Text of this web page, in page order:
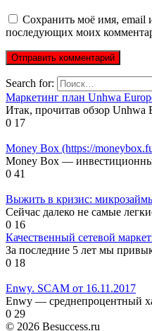
Сохранить моё имя, email
последующих моих
Search for:
Маркетинг план Unhwa
Итак, прочитав обзор Unhwa
0 17
Money Box (https://
Money Box —
0 41
Выжить в кризис:
Сейчас далеко не самые
0 16
Качественный сетевой
За последние 5 лет мы
0 18
Enwy. SCAM от 16.11.2017
Enwy — среднепроцентный
0 29
© 2026 Besuccess.ru